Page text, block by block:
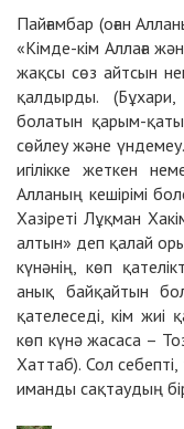
Пайғамбар (оған
«Кімде-кім Аллаға
жақсы сөз айтсын
қалдырды.
болатын қарым-
сөйлеу және
игілікке жеткен
Алланың кешірімі
Хазіреті Лұқман
алтын» деп қалай
күнәнің, көп
анық байқайтын
қателеседі, кім жиі
көп күнә жасаса –
Хаттаб). Сол
иманды сақтаудың